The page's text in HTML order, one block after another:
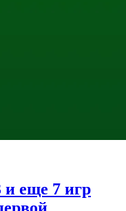
еще 7 игр